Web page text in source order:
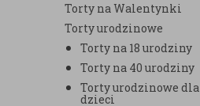
Torty na Walentynki
Torty urodzinowe
Torty na 18 urodziny
Torty na 40 urodziny
Torty urodzinowe dla
dzieci